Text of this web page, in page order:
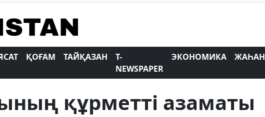
ҚОҒАМ ТАЙҚАЗАН
T-
NEWSPAPER
ЭКОНОМИКА ЖАҺАН
құрметті азаматы